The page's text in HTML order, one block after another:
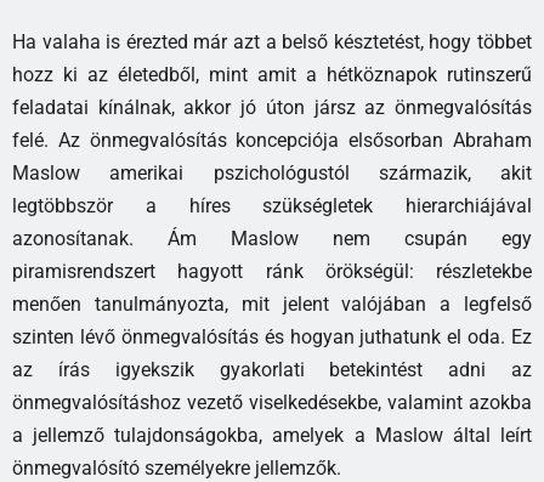
Ha valaha is érezted már azt a belső késztetést, hogy többet
hozz ki az életedből, mint amit a hétköznapok rutinszerű
feladatai kínálnak, akkor jó úton jársz az önmegvalósítás
felé. Az önmegvalósítás koncepciója elsősorban Abraham
Maslow amerikai pszichológustól származik, akit
legtöbbször a híres szükségletek hierarchiájával
azonosítanak. Ám Maslow nem csupán egy
piramisrendszert hagyott ránk örökségül: részletekbe
menően tanulmányozta, mit jelent valójában a legfelső
szinten lévő önmegvalósítás és hogyan juthatunk el oda. Ez
az írás igyekszik gyakorlati betekintést adni az
önmegvalósításhoz vezető viselkedésekbe, valamint azokba
a jellemző tulajdonságokba, amelyek a Maslow által leírt
önmegvalósító személyekre jellemzők.